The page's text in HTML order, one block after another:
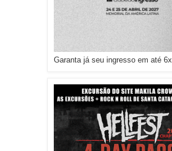
Garanta já seu ingresso em até 6x